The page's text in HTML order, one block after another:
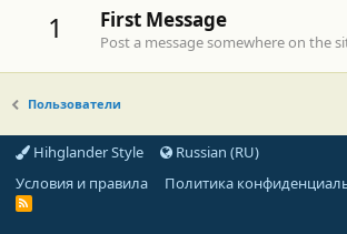
1 First Message
Post a message somewhere on the
Пользователи
Hihglander Style
Russian (RU)
Условия и правила
Политика
R